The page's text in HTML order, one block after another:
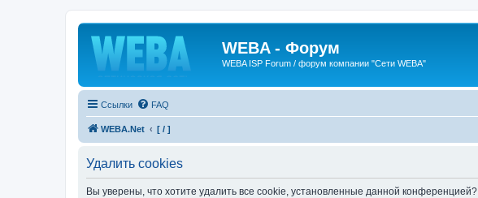
WEBA - Форум
WEBA ISP Forum / форум компании "Сети WEBA"
Ссылки FAQ
WEBA.Net [ / ]
Удалить cookies
Вы уверены, что хотите удалить все cookie, установленные данной конференцией?